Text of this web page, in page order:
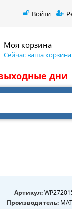
Войти
Моя корзина
Сейчас ваша корзина
выходные дни
Артикул:
Производитель: